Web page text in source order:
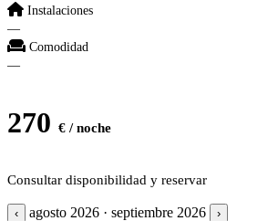
Instalaciones
—
Comodidad
—
270 € / noche
Consultar disponibilidad y reservar
‹ agosto 2026 · septiembre 2026 ›